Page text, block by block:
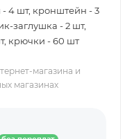
- 4 шт, кронштейн - 3
заглушка - 2 шт,
крючки - 60 шт
магазина и
магазинах